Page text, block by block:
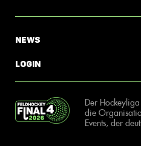
News
Login
Der
die
Events, der